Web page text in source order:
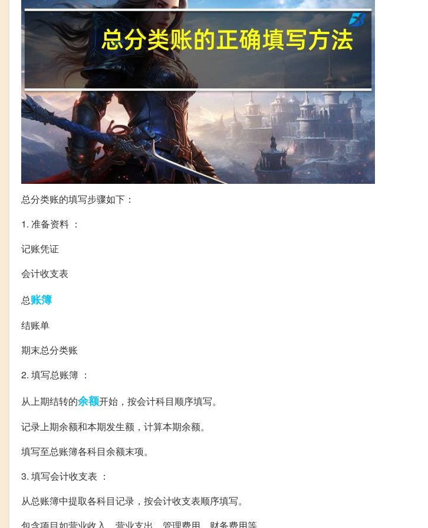
总分类账的填写步骤如下：
1. 准备资料 ：
记账凭证
会计收支表
总账簿
结账单
期末总分类账
2. 填写总账簿 ：
从上期结转的余额开始，按会计科目顺序填写。
记录上期余额和本期发生额，计算本期余额。
填写至总账簿各科目余额末项。
3. 填写会计收支表 ：
从总账簿中提取各科目记录，按会计收支表顺序填写。